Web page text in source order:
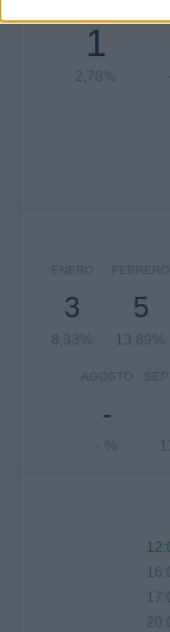
1
2,78%
ENERO
3
8,33%
FEBRERO
5
13,89%
AGOSTO
-
- %